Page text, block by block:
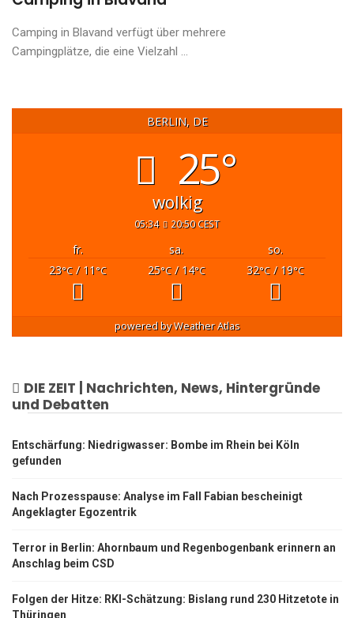
Camping in Blavand verfügt über mehrere
Campingplätze, die eine Vielzahl ...
BERLIN, DE
25°
wolkig
05:34 20:50 CEST
fr. sa.
so.
23°C/ 11°C 25°C/ 14°C 32°C/ 19°C
powered byWeather Atlas
DIE ZEIT | Nachrichten, News, Hintergründe
und Debatten
Entschärfung: Niedrigwasser: Bombe im Rhein bei Köln
gefunden
Nach Prozesspause: Analyse im Fall Fabian bescheinigt
Angeklagter Egozentrik
Terror in Berlin: Ahornbaum und Regenbogenbank erinnern an
Anschlag beim CSD
Folgen der Hitze: RKI-Schätzung: Bislang rund 230 Hitzetote in
Thüringen